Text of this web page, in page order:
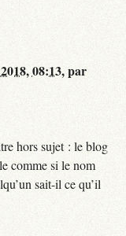
08:13,par
hors sujet : le blog
comme si le nom
sait-il ce qu’il